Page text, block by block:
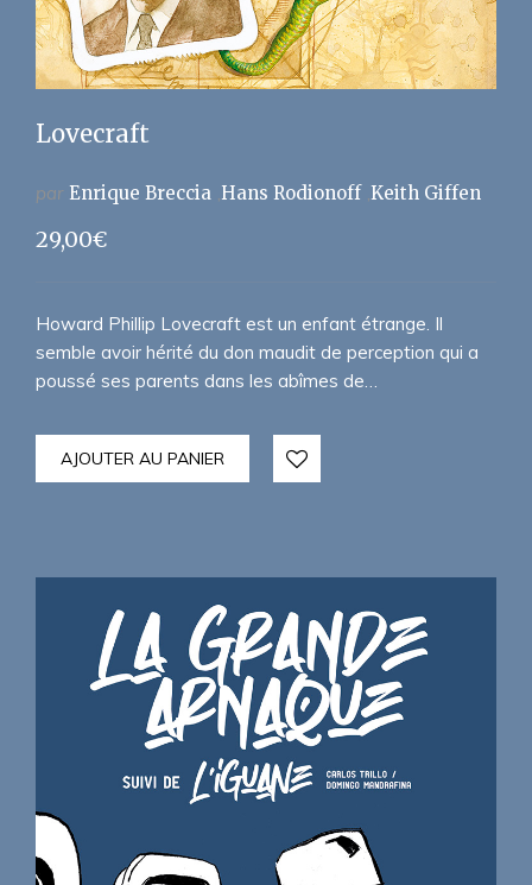
Lovecraft
par Enrique Breccia Hans Rodionoff Keith Giffen
29,00€
Howard Phillip Lovecraft est un enfant étrange. Il
semble avoir hérité du don maudit de perception qui a
poussé ses parents dans les abîmes de…
AJOUTER AU PANIER